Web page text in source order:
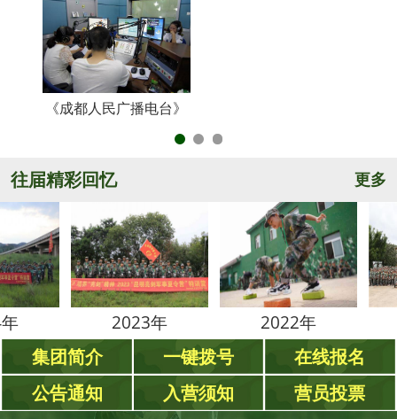
《成都人民广播电台》
往届精彩回忆 更多
2023年 2022年
集团简介 一键拨号
在线报名
公告通知
入营须知 营员投票